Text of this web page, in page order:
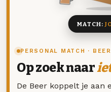
PERSONAL MATCH ·
Op zoek naar
De Beer koppelt je aan
MATCH: